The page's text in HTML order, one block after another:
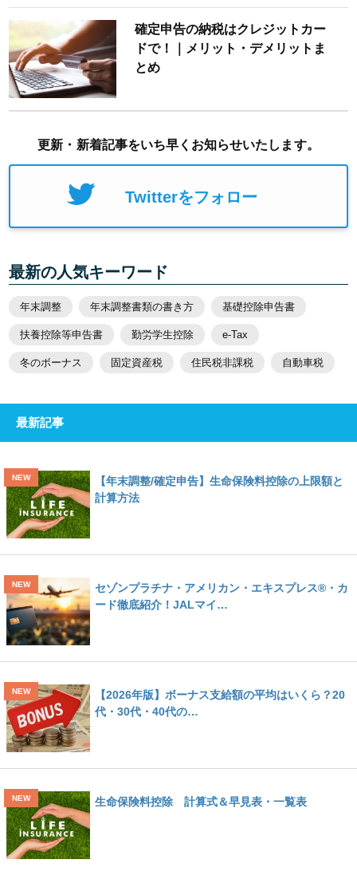
確定申告の納税はクレジットカー
ドで！｜メリット・デメリットま
とめ
更新・新着記事をいち早くお知らせいたします。
Twitterをフォロー
最新の人気キーワード
年末調整 年末調整書類の書き方 基礎控除申告書
扶養控除等申告書 勤労学生控除 e-Tax
冬のボーナス 固定資産税 住民税非課税 自動車税
最新記事
【年末調整/確定申告】生命保険料控除の上限額と
計算方法
セゾンプラチナ・アメリカン・エキスプレス®・カ
ード徹底紹介！JALマイ…
【2026年版】ボーナス支給額の平均はいくら？20
代・30代・40代の…
生命保険料控除 計算式＆早見表・一覧表